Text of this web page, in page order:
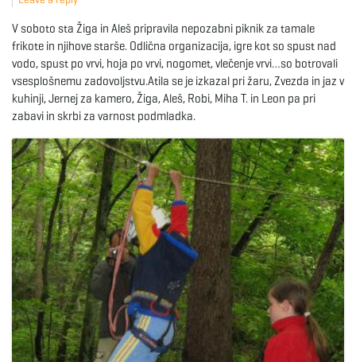
g
l
e
n
a
V soboto sta Žiga in Aleš pripravila nepozabni piknik za tamale
frikote in njihove starše. Odlična organizacija, igre kot so spust nad
vodo, spust po vrvi, hoja po vrvi, nogomet, vlečenje vrvi…so botrovali
vsesplošnemu zadovoljstvu.Atila se je izkazal pri žaru, Zvezda in jaz v
kuhinji, Jernej za kamero, Žiga, Aleš, Robi, Miha T. in Leon pa pri
zabavi in skrbi za varnost podmladka.